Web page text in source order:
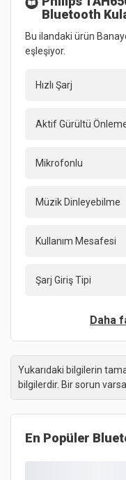
Bluetooth
Bu ilandaki ürün
eşleşiyor.
Hızlı Şarj
Aktif Gürültü
Mikrofonlu
Müzik Dinleyebilme
Kullanım Mesafesi
Şarj Giriş Tipi
Daha
Yukarıdaki bilgilerin
bilgilerdir. Bir sorun varsa
En Popüler